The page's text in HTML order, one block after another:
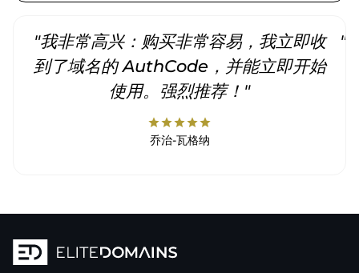
"我非常高兴：购买非常容易，我立即收
到了域名的 AuthCode，并能立即开始
使用。强烈推荐！"
starstarstarstarstar
乔治-瓦格纳
"